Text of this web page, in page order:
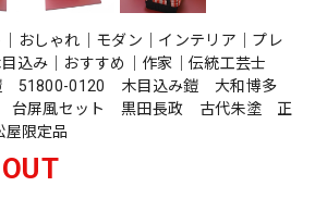
おしゃれ｜モダン｜インテリア｜プレ
込み｜おすすめ｜作家｜伝統工芸士
51800-0120 木目込み鎧 大和博多
屏風セット 黒田長政 古代朱塗 正
屋限定品